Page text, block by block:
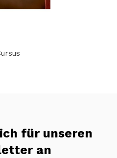
für unseren
an